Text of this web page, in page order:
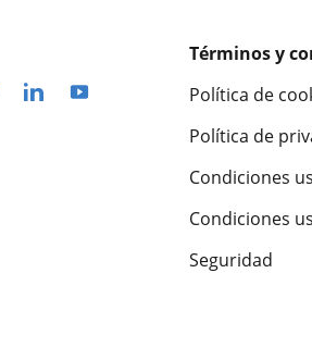
Términos y
Política de
Política de
Condiciones
Condiciones
Seguridad